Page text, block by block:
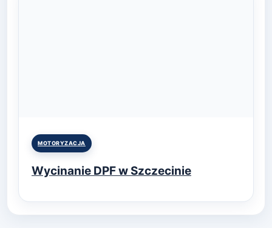
Posted
MOTORYZACJA
Wycinanie DPF w Szczecinie